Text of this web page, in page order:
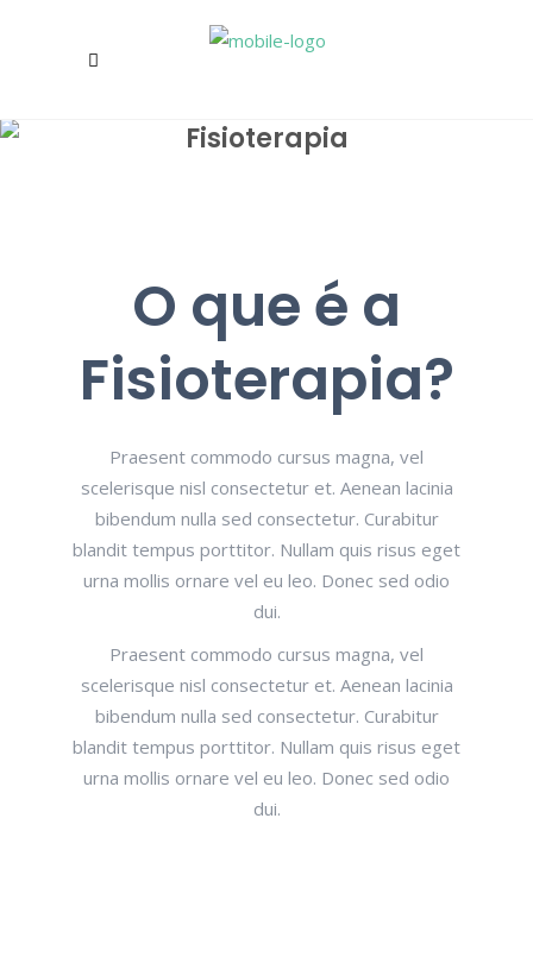
Fisioterapia
O que é a
Fisioterapia?
Praesent commodo cursus magna, vel
scelerisque nisl consectetur et. Aenean lacinia
bibendum nulla sed consectetur. Curabitur
blandit tempus porttitor. Nullam quis risus eget
urna mollis ornare vel eu leo. Donec sed odio
dui.
Praesent commodo cursus magna, vel
scelerisque nisl consectetur et. Aenean lacinia
bibendum nulla sed consectetur. Curabitur
blandit tempus porttitor. Nullam quis risus eget
urna mollis ornare vel eu leo. Donec sed odio
dui.